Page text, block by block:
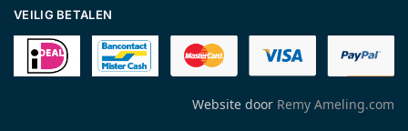
VEILIG BETALEN
Website door Remy Ameling.com